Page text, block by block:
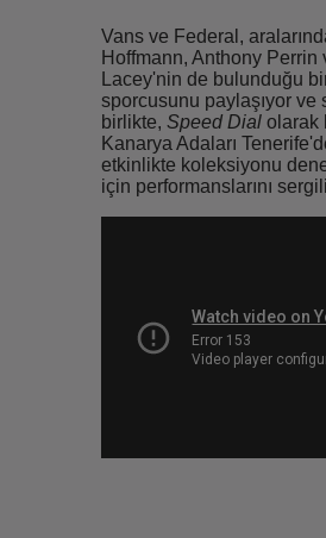
Vans ve Federal,
Hoffmann, Anthony Perrin
Lacey'nin de bulunduğu
sporcusunu paylaşıyor ve
birlikte, Speed Dialolarak
Kanarya Adaları
etkinlikte koleksiyonu
için performanslarını